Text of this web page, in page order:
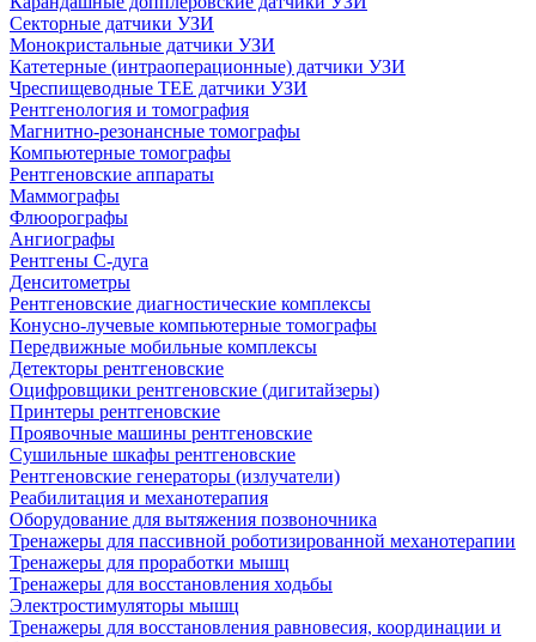
Секторные датчики УЗИ
Монокристальные датчики УЗИ
Катетерные (интраоперационные) датчики УЗИ
Чреспищеводные TEE датчики УЗИ
Рентгенология и томография
Магнитно-резонансные томографы
Компьютерные томографы
Рентгеновские аппараты
Маммографы
Флюорографы
Ангиографы
Рентгены С-дуга
Денситометры
Рентгеновские диагностические комплексы
Конусно-лучевые компьютерные томографы
Передвижные мобильные комплексы
Детекторы рентгеновские
Оцифровщики рентгеновские (дигитайзеры)
Принтеры рентгеновские
Проявочные машины рентгеновские
Сушильные шкафы рентгеновские
Рентгеновские генераторы (излучатели)
Реабилитация и механотерапия
Оборудование для вытяжения позвоночника
Тренажеры для пассивной роботизированной механотерапии
Тренажеры для проработки мышц
Тренажеры для восстановления ходьбы
Электростимуляторы мышц
Тренажеры для восстановления равновесия, координации и